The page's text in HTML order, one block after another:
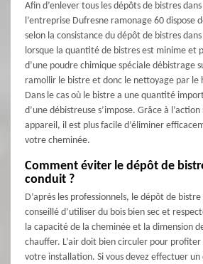
Afin d’enlever tous les dépôts de bistres
l’entreprise Dufresne ramonage 60 dispose
selon la consistance du dépôt de bistres
lorsque la quantité de bistres est minime et
d’une poudre chimique spéciale débistrage
ramollir le bistre et donc le nettoyage par
Dans le cas où le bistre a une quantité
d’une débistreuse s’impose. Grâce à
appareil, il est plus facile d’éliminer
votre cheminée.
Comment éviter le dépôt de
conduit ?
D’après les professionnels, le dépôt de
conseillé d’utiliser du bois bien sec et
la capacité de la cheminée et la dimension
chauffer. L’air doit bien circuler pour
votre installation. Si vous devez effectuer